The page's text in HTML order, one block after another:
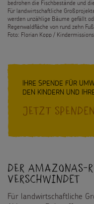
Weihnachten
Spendendose
Sternsinger-
Vereine und
Sternsinger-
Videos
Spiele
Werde
Presse
Kontakt
SHOP
Suche
Suchbegriff
bedrohen die Fischbestände und
Für landwirtschaftliche
werden unzählige Bäume gefällt
Regenwaldfläche von rund zehn
Foto: Florian Kopp /
IHRE SPENDE FÜR
DEN KINDERN UND
Jetzt
Der Amazonas-
verschwindet
Für landwirtschaftliche